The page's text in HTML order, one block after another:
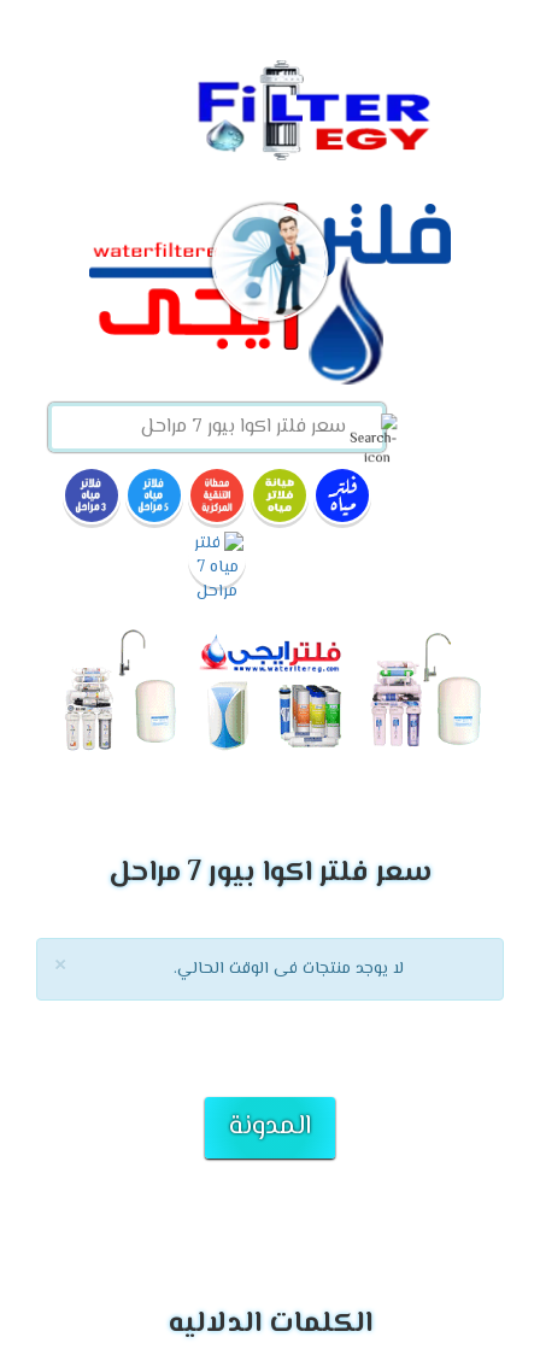
سعر فلتر اكوا بيور 7 مراحل
× لا يوجد منتجات فى الوقت الحالي.
المدونة
الكلمات الدلاليه